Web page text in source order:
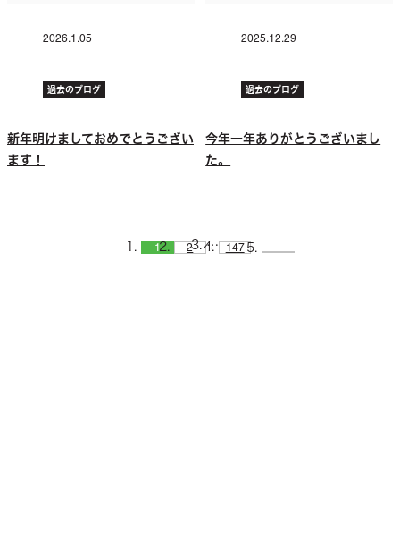
2026.1.05
過去のブログ
新年明けましておめでとうござい
ます！
2025.12.29
過去のブログ
今年一年ありがとうございまし
た。
1 2 … 147